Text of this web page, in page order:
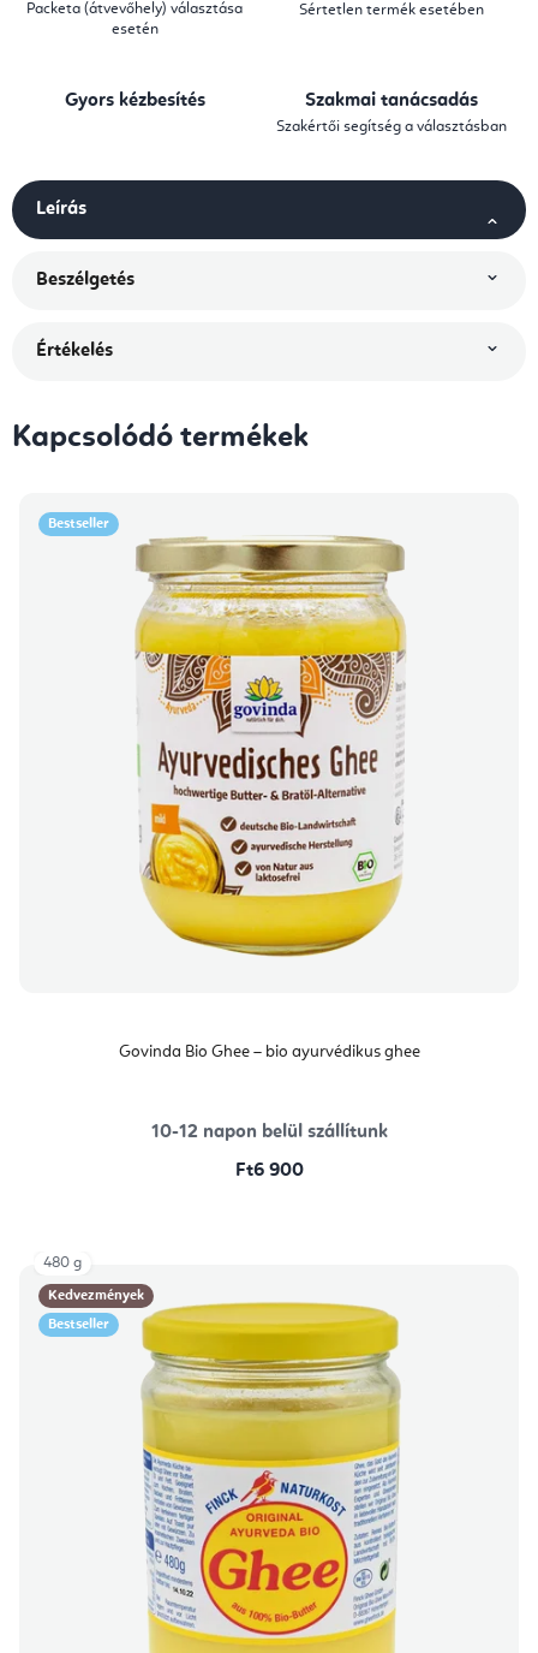
Packeta (átvevőhely) választása
esetén
Sértetlen termék esetében
Gyors kézbesítés Szakmai tanácsadás
Szakértői segítség a választásban
Leírás
Beszélgetés
Értékelés
Kapcsolódó termékek
Bestseller
Govinda Bio Ghee – bio ayurvédikus ghee
10-12 napon belül szállítunk
Ft6 900
Kedvezmények
Bestseller
480 g